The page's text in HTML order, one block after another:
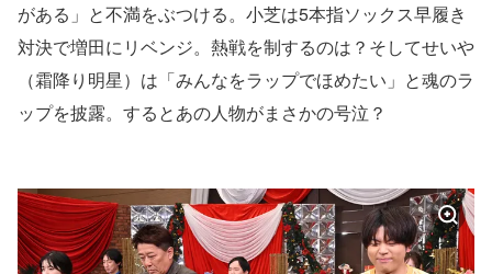
がある」と不満をぶつける。小芝は5本指ソックス早履き
対決で増田にリベンジ。熱戦を制するのは？そしてせいや
（霜降り明星）は「みんなをラップでほめたい」と魂のラ
ップを披露。するとあの人物がまさかの号泣？